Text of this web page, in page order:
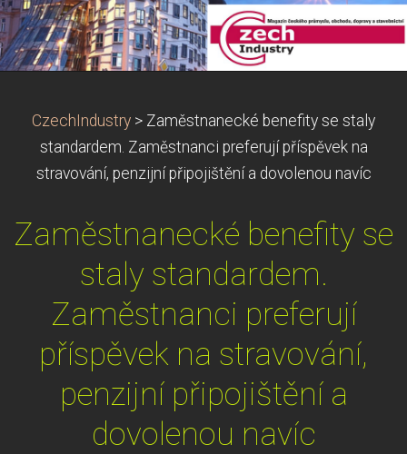
CzechIndustry > Zaměstnanecké benefity se staly
standardem. Zaměstnanci preferují příspěvek na
stravování, penzijní připojištění a dovolenou navíc
Zaměstnanecké benefity se
staly standardem.
Zaměstnanci preferují
příspěvek na stravování,
penzijní připojištění a
dovolenou navíc